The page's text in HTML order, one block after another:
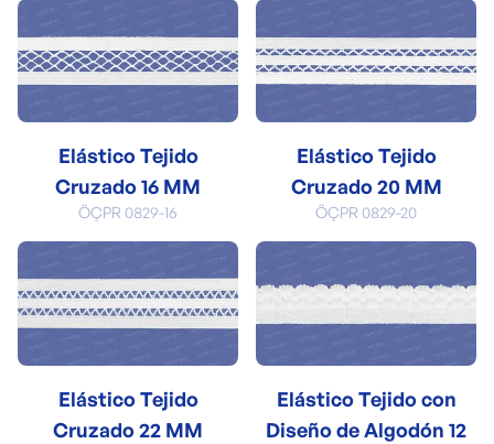
Elástico Tejido
Cruzado 16 MM
ÖÇPR 0829-16
Elástico Tejido
Cruzado 20 MM
ÖÇPR 0829-20
Elástico Tejido
Cruzado 22 MM
Elástico Tejido con
Diseño de Algodón 12